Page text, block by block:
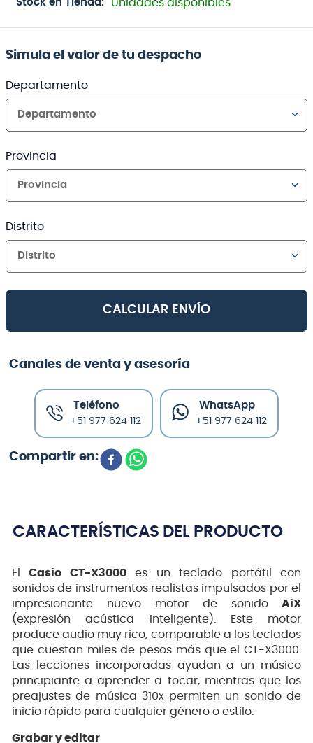
Stock en Tienda: Unidades disponibles
Simula el valor de tu despacho
Departamento
Departamento
Provincia
Provincia
Distrito
Distrito
CALCULAR ENVÍO
Canales de venta y asesoría
Teléfono
+51 977 624 112
WhatsApp
+51 977 624 112
CARACTERÍSTICAS DEL PRODUCTO
ElCasio CT-X3000es un teclado portátil con
sonidos de instrumentos realistas impulsados por el
impresionante nuevo motor de sonido AiX
(expresión acústica inteligente). Este motor
produce audio muy rico, comparable a los teclados
que cuestan miles de pesos más que el CT-X3000.
Las lecciones incorporadas ayudan a un músico
principiante a aprender a tocar, mientras que los
preajustes de música 310x permiten un sonido de
inicio rápido para cualquier género o estilo.
Grabar y editar